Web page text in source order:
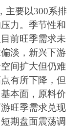
主要以300系排
力。季节性和
前旺季需求未
淡，新兴下游
间扩大但仍难
有所下降，但
本面，原料价
旺季需求兑现
期盘面震荡调